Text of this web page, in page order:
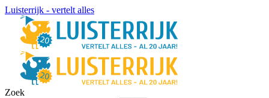
Luisterrijk - vertelt alles
Zoek